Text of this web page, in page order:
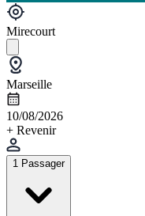
Mirecourt
Marseille
10/08/2026
+ Revenir
1 Passager